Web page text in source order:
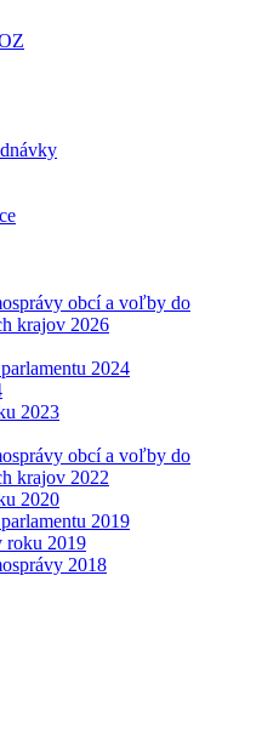
obcí a voľby do
krajov 2026
2024
2023
obcí a voľby do
krajov 2022
2020
2019
roku 2019
2018